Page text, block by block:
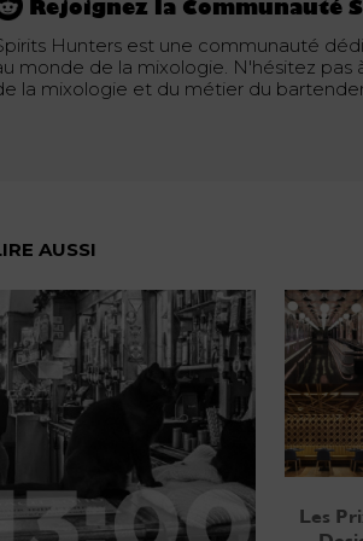
Rejoignez la Communauté
Hunters est une communauté
monde de la mixologie. N'hésitez pas
la mixologie et du métier du
AUSSI
Les